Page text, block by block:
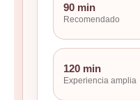
90 min
Recomendado
120 min
Experiencia amplia